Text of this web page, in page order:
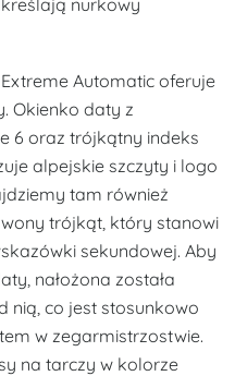
Automatic oferuje
Okienko daty z
6 oraz trójkątny indeks
alpejskie szczyty i logo
tam również
trójkąt, który stanowi
sekundowej. Aby
nałożona została
nią, co jest stosunkowo
w zegarmistrzostwie.
na tarczy w kolorze